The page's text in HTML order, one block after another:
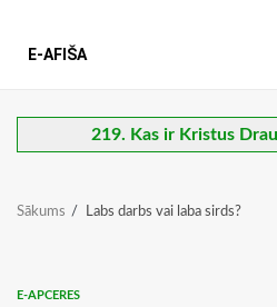
E-AFIŠA
219. Kas ir Kristus
Sākums Labs darbs vai laba sirds?
E-APCERES